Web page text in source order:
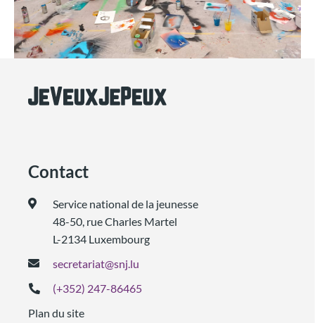
Contact
Service national de la jeunesse
48-50, rue Charles Martel
L-2134 Luxembourg
secretariat@snj.lu
(+352) 247-86465
Plan du site